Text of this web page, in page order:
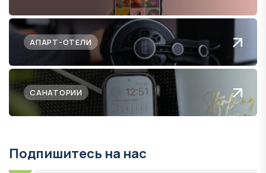
АПАРТ-ОТЕЛИ
САНАТОРИИ
Подпишитесь на нас